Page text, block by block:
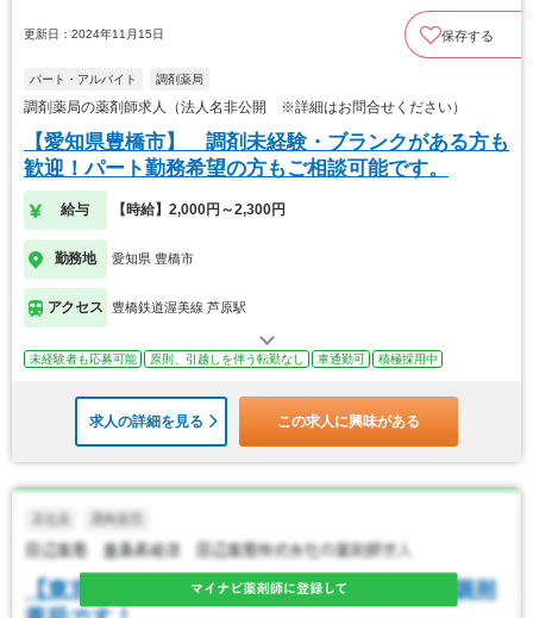
更新日：2024年11月15日 保存する
パート・アルバイト 調剤薬局
調剤薬局の薬剤師求人（法人名非公開 ※詳細はお問合せください）
【愛知県豊橋市】 調剤未経験・ブランクがある方も
歓迎！パート勤務希望の方もご相談可能です。
給与 【時給】2,000円～2,300円
勤務地 愛知県 豊橋市
アクセス 豊橋鉄道渥美線 芦原駅
未経験者も応募可能 原則、引越しを伴う転勤なし 車通勤可 積極採用中
求人の詳細を見る この求人に興味がある